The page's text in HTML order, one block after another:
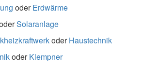
oderErdwärme
Solaranlage
oderHaustechnik
oderKlempner